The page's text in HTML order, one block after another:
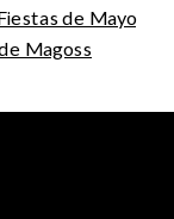
de Mayo
Magoss